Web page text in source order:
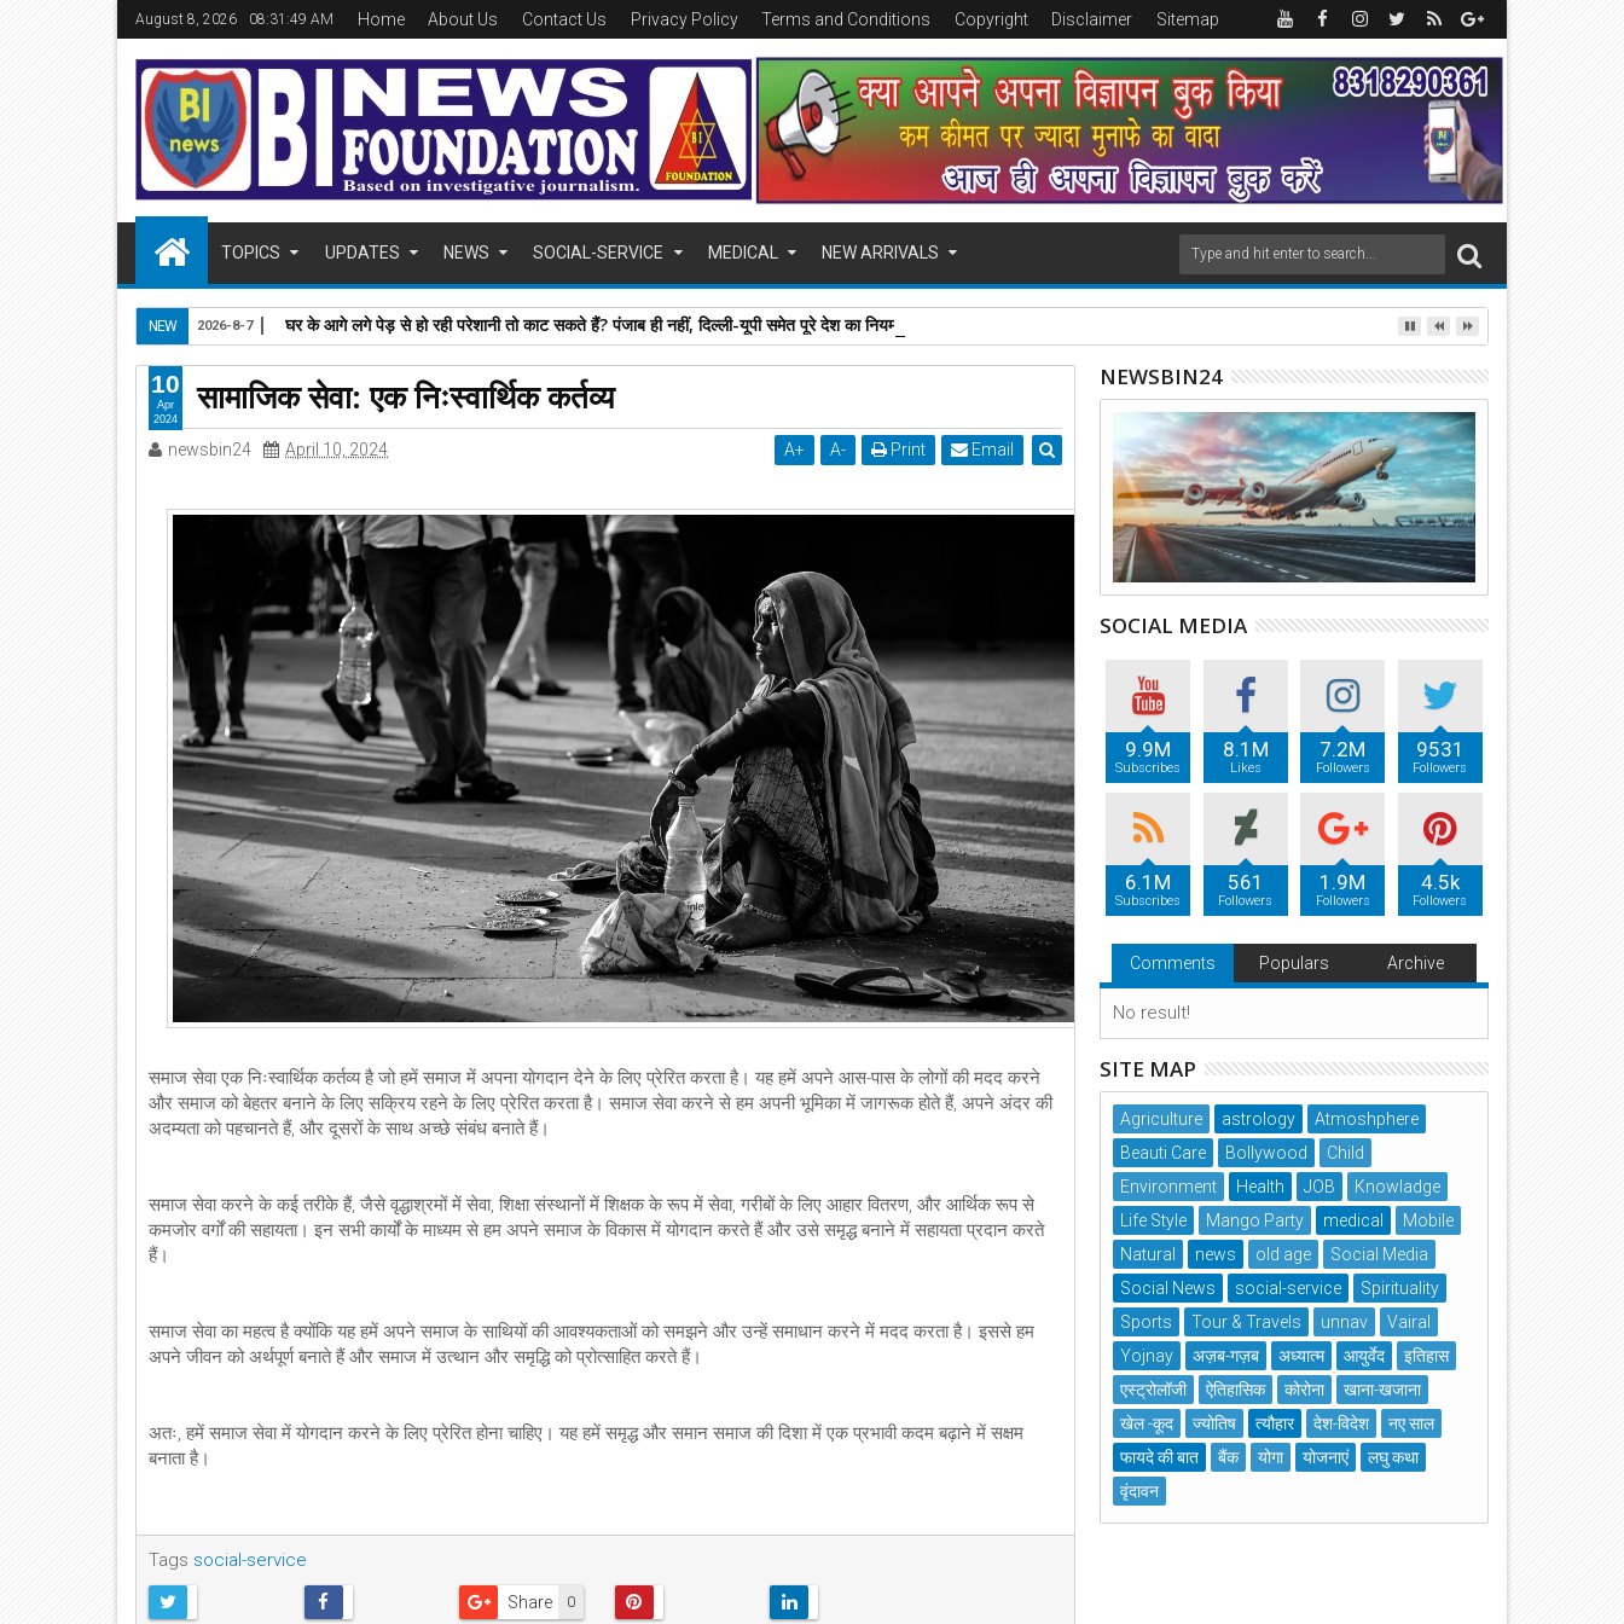
August 8, 2026 08:31:50 AM Home About Us Contact Us Privacy Policy Terms and Conditions Copyright Disclaimer Sitemap
TOPICS UPDATES NEWS SOCIAL-SERVICE MEDICAL NEW ARRIVALS
NEW घर के आगे लगे पेड़ से हो रही परेशानी तो काट सकते हैं? पंजाब ही नहीं, दिल्‍ली-यूपी समेत पूरे देश का नियम जान लें
2026-8-7
सामाजिक सेवा: एक निःस्वार्थिक कर्तव्य
newsbin24 April 10, 2024 A+ A- Print Email
समाज सेवा एक निःस्वार्थिक कर्तव्य है जो हमें समाज में अपना योगदान देने के लिए प्रेरित करता है। यह हमें अपने आस-पास के लोगों की मदद करने
और समाज को बेहतर बनाने के लिए सक्रिय रहने के लिए प्रेरित करता है। समाज सेवा करने से हम अपनी भूमिका में जागरूक होते हैं, अपने अंदर की
अदम्यता को पहचानते हैं, और दूसरों के साथ अच्छे संबंध बनाते हैं।
समाज सेवा करने के कई तरीके हैं, जैसे वृद्धाश्रमों में सेवा, शिक्षा संस्थानों में शिक्षक के रूप में सेवा, गरीबों के लिए आहार वितरण, और आर्थिक रूप से
कमजोर वर्गों की सहायता। इन सभी कार्यों के माध्यम से हम अपने समाज के विकास में योगदान करते हैं और उसे समृद्ध बनाने में सहायता प्रदान करते
हैं।
समाज सेवा का महत्व है क्योंकि यह हमें अपने समाज के साथियों की आवश्यकताओं को समझने और उन्हें समाधान करने में मदद करता है। इससे हम
अपने जीवन को अर्थपूर्ण बनाते हैं और समाज में उत्थान और समृद्धि को प्रोत्साहित करते हैं।
अतः, हमें समाज सेवा में योगदान करने के लिए प्रेरित होना चाहिए। यह हमें समृद्ध और समान समाज की दिशा में एक प्रभावी कदम बढ़ाने में सक्षम
बनाता है।
Tags social-service
0
Share
10
Apr
2024
NEWSBIN24
SOCIAL MEDIA
9.9M
Subscribes
8.1M
Likes
7.2M
Followers
9531
Followers
6.1M
Subscribes
561
Followers
1.9M
Followers
4.5k
Followers
Comments Populars Archive
No result!
SITE MAP
Agriculture astrology
Atmoshphere
Beauti Care
Bollywood
Child
Environment
Health JOB
Knowladge
Life Style
Mango Party medical
Mobile
Natural
news old age
Social Media
Social News
social-service
Spirituality
Sports
Tour & Travels unnav
Vairal
Yojnay
अज़ब-गज़ब अध्यात्म आयुर्वेद
इतिहास
एस्ट्रोलॉजी
ऐतिहासिक कोरोना
खाना-खजाना
खेल -कूद
ज्योतिष त्यौहार देश-विदेश
नए साल
फायदे की बात
बैंक योगा योजनाएं
लघु कथा
वृंदावन